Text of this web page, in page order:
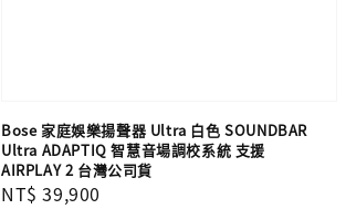
Bose 家庭娛樂揚聲器 Ultra 白色 SOUNDBAR
Ultra ADAPTIQ 智慧音場調校系統 支援
AIRPLAY 2 台灣公司貨
Regular
NT$ 39,900